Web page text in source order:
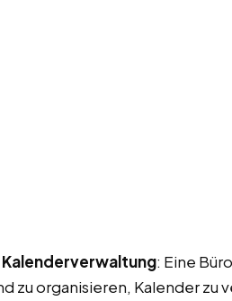
: Eine
zu organisieren, Kalender